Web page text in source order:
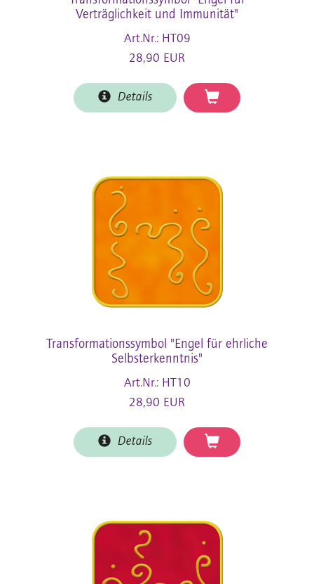
Verträglichkeit und Immunität"
Art.Nr.: HT09
28,90 EUR
Details
Transformationssymbol "Engel für ehrliche
Selbsterkenntnis"
Art.Nr.: HT10
28,90 EUR
Details